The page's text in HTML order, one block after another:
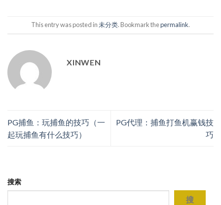
This entry was posted in未分类. Bookmark thepermalink.
XINWEN
PG捕鱼：玩捕鱼的技巧（一
起玩捕鱼有什么技巧）
PG代理：捕鱼打鱼机赢钱技
巧
搜索
搜